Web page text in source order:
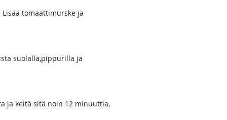
tomaattimurske ja
suolalla,pippurilla ja
ja keitä sitä noin 12 minuuttia,